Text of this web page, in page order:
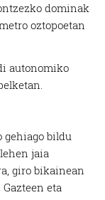
dominak
oztopoetan
autonomiko
gehiago bildu
jaia
giro bikainean
eta